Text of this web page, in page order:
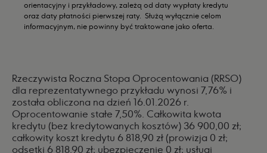
orientacyjny i przykładowy, zależą od daty wypłaty kredytu
oraz daty płatności pierwszej raty. Służą wyłącznie celom
informacyjnym, nie powinny być traktowane jako oferta.
Rzeczywista Roczna Stopa Oprocentowania (RRSO)
dla reprezentatywnego przykładu wynosi 7,76% i
została obliczona na dzień 16.01.2026 r.
Oprocentowanie stałe 7,50%. Całkowita kwota
kredytu (bez kredytowanych kosztów) 36 900,00 zł;
całkowity koszt kredytu 6 818,90 zł (prowizja 0 zł;
odsetki 6 818,90 zł; ubezpieczenie 0 zł; usługi